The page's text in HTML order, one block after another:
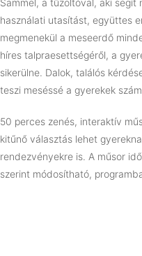
Sammel, a tűzoltóval, aki
használati utasítást, együttes
megmenekül a meseerdő
híres talpraesettségéről, a
sikerülne. Dalok, találós
teszi meséssé a gyerekek
50 perces zenés, interaktív
kitűnő választás lehet
rendezvényekre is. A műsor
szerint módosítható,